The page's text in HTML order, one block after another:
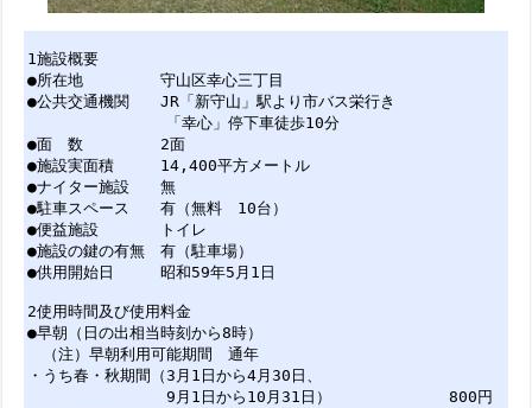
1施設概要
●所在地 守山区幸心三丁目
●公共交通機関 JR「新守山」駅より市バス栄行き
「幸心」停下車徒歩10分
●面 数 2面
●施設実面積 14,400平方メートル
●ナイター施設 無
●駐車スペース 有（無料 10台）
●便益施設 トイレ
●施設の鍵の有無 有（駐車場）
●供用開始日 昭和59年5月1日
2使用時間及び使用料金
●早朝（日の出相当時刻から8時）
（注）早朝利用可能期間 通年
・うち春・秋期間（3月1日から4月30日、
9月1日から10月31日） 800円